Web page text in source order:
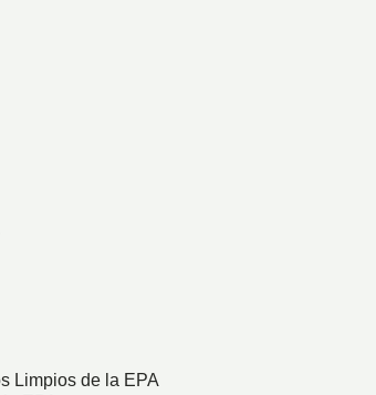
Limpios de la EPA